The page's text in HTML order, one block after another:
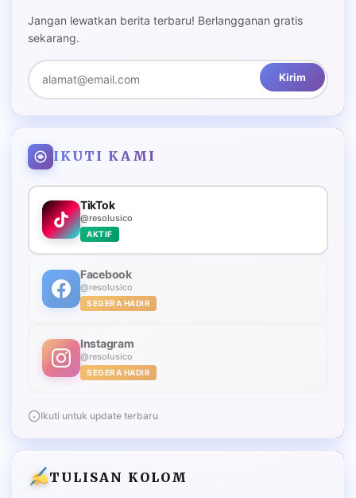
Jangan lewatkan berita terbaru! Berlangganan gratis
sekarang.
Kirim
IKUTI KAMI
TikTok
@resolusico
AKTIF
Facebook
@resolusico
SEGERA HADIR
Instagram
@resolusico
SEGERA HADIR
Ikuti untuk update terbaru
TULISAN KOLOM